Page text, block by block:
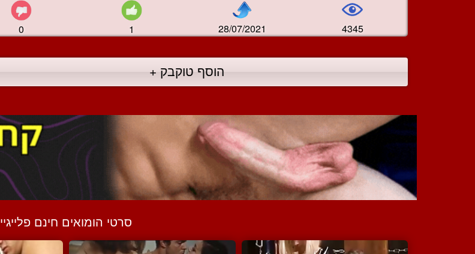
0 1 28/07/2021 4345
הוסף טוקבק +
סרטי הומואים חינם פלייגיי